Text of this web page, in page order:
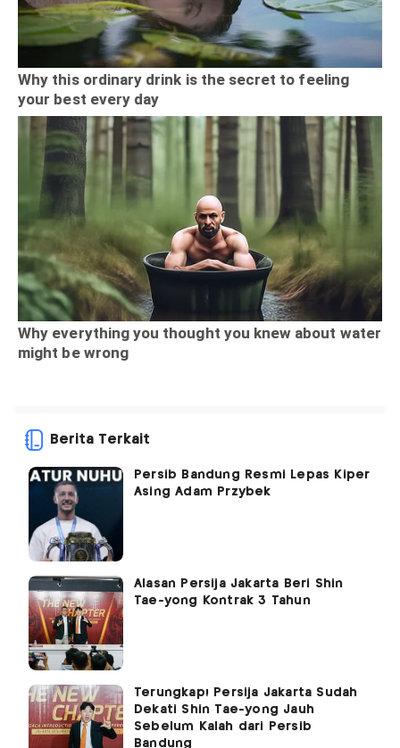
Berita Terkait
Persib Bandung Resmi Lepas Kiper
Asing Adam Przybek
Alasan Persija Jakarta Beri Shin
Tae-yong Kontrak 3 Tahun
Terungkap! Persija Jakarta Sudah
Dekati Shin Tae-yong Jauh
Sebelum Kalah dari Persib
Bandung